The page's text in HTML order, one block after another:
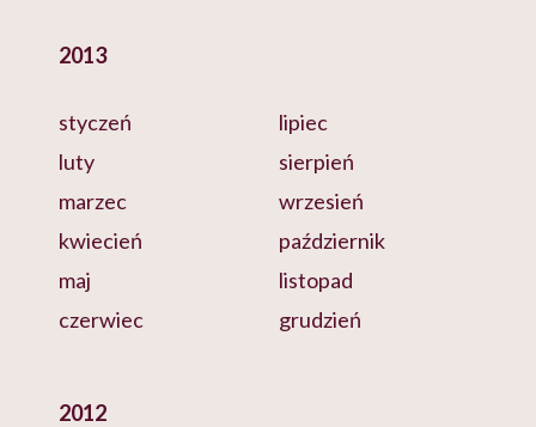
2013
styczeń
luty
marzec
kwiecień
maj
czerwiec
lipiec
sierpień
wrzesień
październik
listopad
grudzień
2012